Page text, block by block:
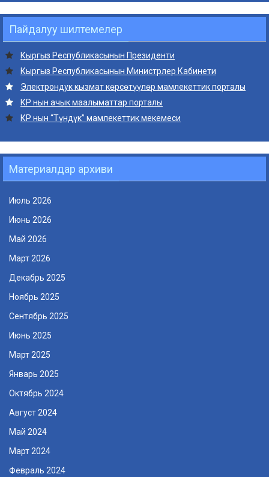
Пайдалуу шилтемелер
Кыргыз Республикасынын Президенти
Кыргыз Республикасынын Министрлер Кабинети
Электрондук кызмат көрсөтүүлөр мамлекеттик порталы
КР нын ачык маалыматтар порталы
КР нын “Түндүк” мамлекеттик мекемеси
Материалдар архиви
Июль 2026
Июнь 2026
Май 2026
Март 2026
Декабрь 2025
Ноябрь 2025
Сентябрь 2025
Июнь 2025
Март 2025
Январь 2025
Октябрь 2024
Август 2024
Май 2024
Март 2024
Февраль 2024